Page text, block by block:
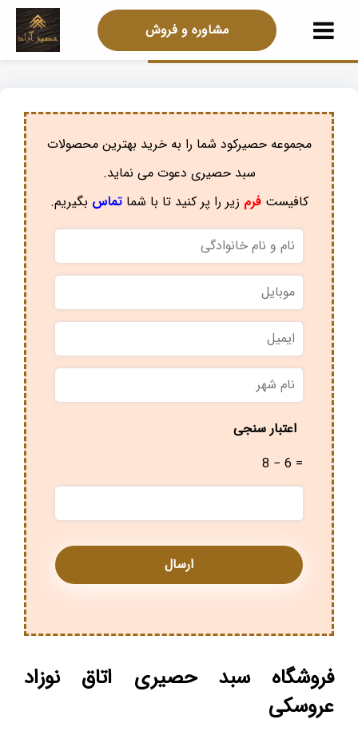
مشاوره و فروش
مجموعه حصیرکود شما را به خرید بهترین محصولات
سبد حصیری دعوت می نماید.
کافیستفرم زیر را پر کنید تا با شماتماس بگیریم.
نام
و
نام
خانوادگی
موبایل
ایمیل
نام
شهر *
اعتبار سنجی
8 − 6 =
فروشگاه سبد حصیری اتاق نوزاد
عروسکی